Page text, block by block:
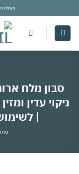
משלוח חינם בהזמנה מעל 400 ₪ |
מלח
עדין ומזין
| לשימוש
עמוד